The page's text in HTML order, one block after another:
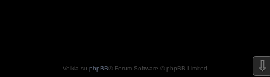
Veikia su phpBB® Forum Software © phpBB Limited ⇩